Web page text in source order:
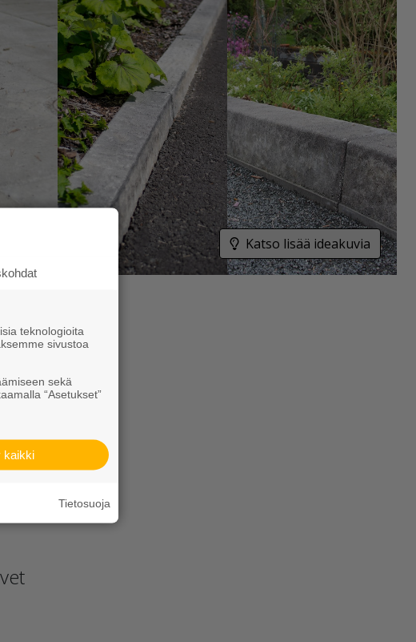
Katso lisää ideakuvia
teknologioita
sivustoa
sekä
“Asetukset”
kaikki
Tietosuoja